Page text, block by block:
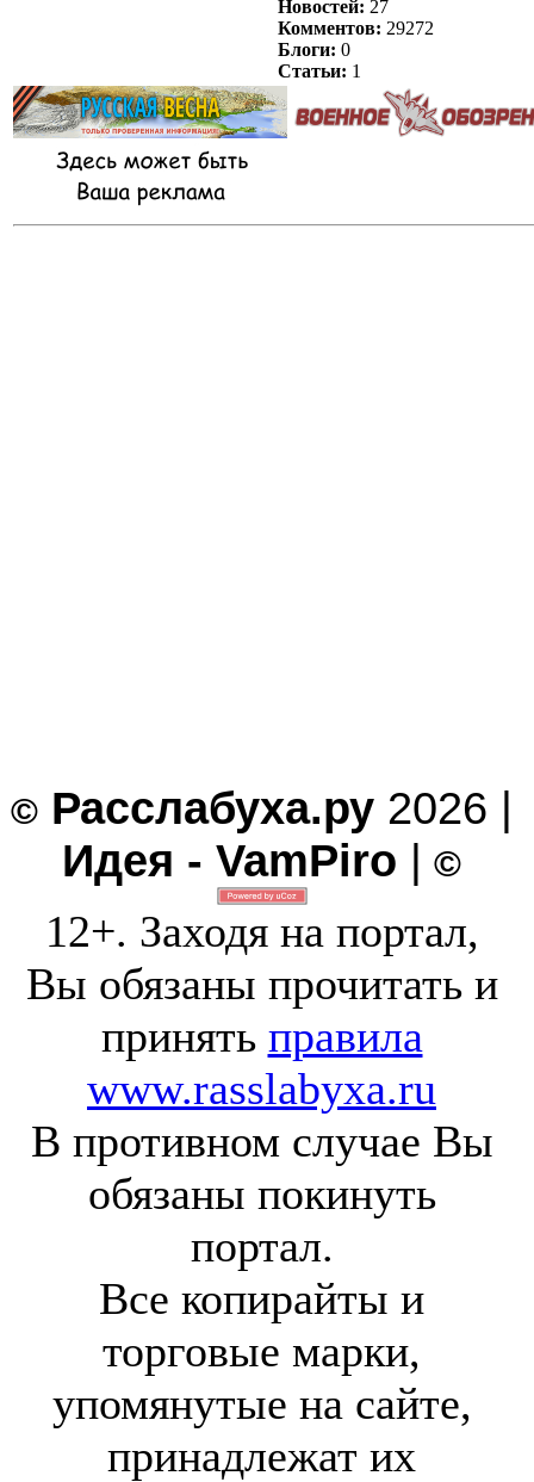
Новостей: 27
Комментов: 29272
Блоги: 0
Статьи: 1
© Расслабуха.ру 2026 |
Идея - VamPiro | ©
12+. Заходя на портал,
Вы обязаны прочитать и
принять правила
www.rasslabyxa.ru
В противном случае Вы
обязаны покинуть
портал.
Все копирайты и
торговые марки,
упомянутые на сайте,
принадлежат их